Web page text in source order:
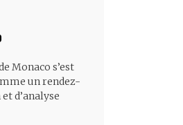
Monaco s’est
un rendez-
d’analyse